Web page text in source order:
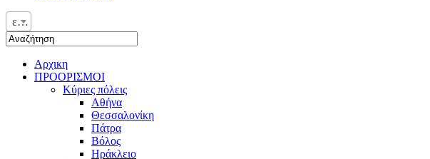
ελ
Αρχικη
ΠΡΟΟΡΙΣΜΟΙ
Κύριες πόλεις
Αθήνα
Θεσσαλονίκη
Πάτρα
Βόλος
Ηράκλειο